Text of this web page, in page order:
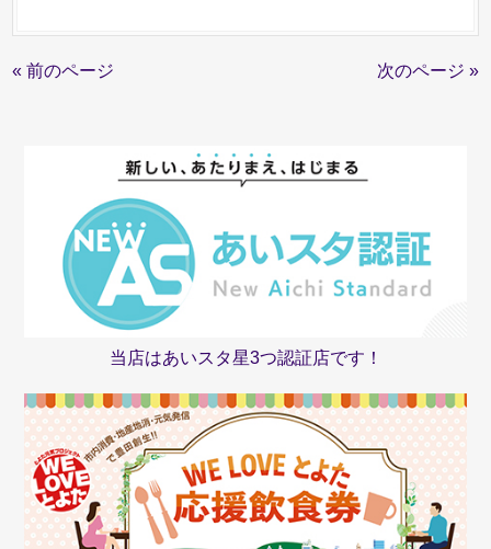
« 前のページ 次のページ »
当店はあいスタ星3つ認証店です！